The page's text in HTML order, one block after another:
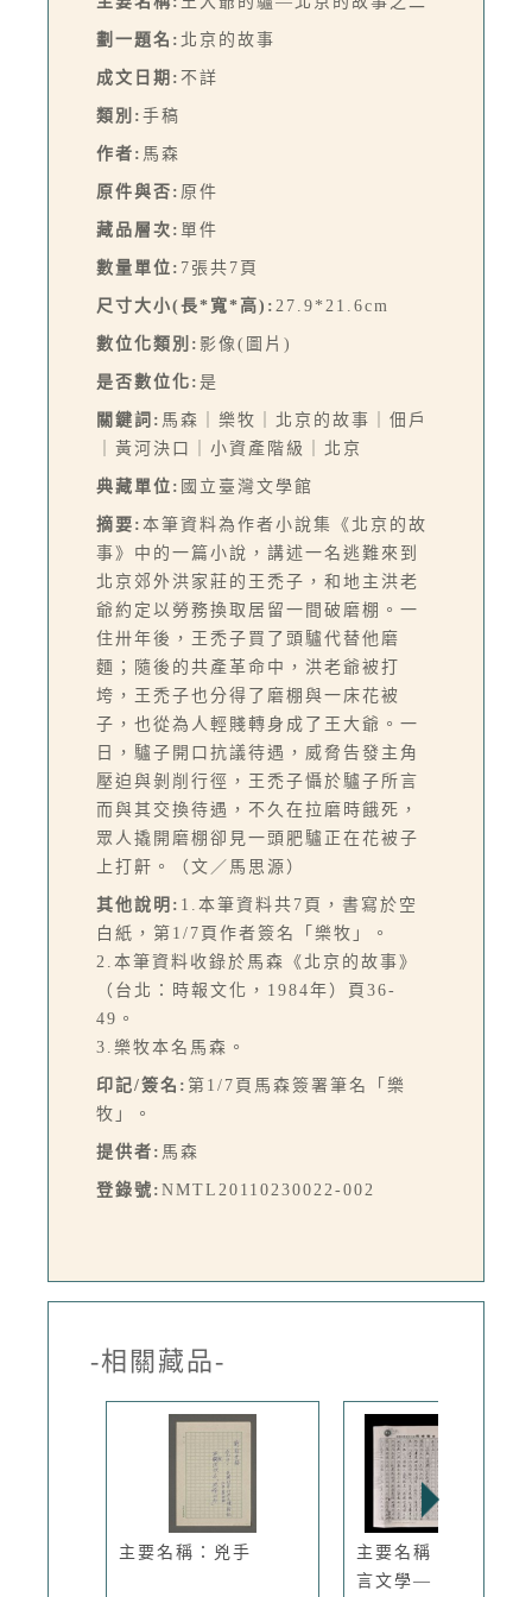
劃一題名: 北京的故事
成文日期: 不詳
類別: 手稿
作者: 馬森
原件與否: 原件
藏品層次: 單件
數量單位: 7張共7頁
尺寸大小(長*寬*高): 27.9*21.6cm
數位化類別: 影像(圖片)
是否數位化: 是
關鍵詞: 馬森｜樂牧｜北京的故事｜佃戶
｜黃河決口｜小資產階級｜北京
典藏單位: 國立臺灣文學館
摘要: 本筆資料為作者小說集《北京的故
事》中的一篇小說，講述一名逃難來到
北京郊外洪家莊的王禿子，和地主洪老
爺約定以勞務換取居留一間破磨棚。一
住卅年後，王禿子買了頭驢代替他磨
麵；隨後的共產革命中，洪老爺被打
垮，王禿子也分得了磨棚與一床花被
子，也從為人輕賤轉身成了王大爺。一
日，驢子開口抗議待遇，威脅告發主角
壓迫與剝削行徑，王禿子懾於驢子所言
而與其交換待遇，不久在拉磨時餓死，
眾人撬開磨棚卻見一頭肥驢正在花被子
上打鼾。（文／馬思源）
其他說明: 1.本筆資料共7頁，書寫於空
白紙，第1/7頁作者簽名「樂牧」。
2.本筆資料收錄於馬森《北京的故事》
（台北：時報文化，1984年）頁36-
49。
3.樂牧本名馬森。
印記/簽名: 第1/7頁馬森簽署筆名「樂
牧」。
提供者: 馬森
登錄號: NMTL20110230022-002
-相關藏品-
主要名稱：兇手
主要名稱：馬森的寓
言文學—「...